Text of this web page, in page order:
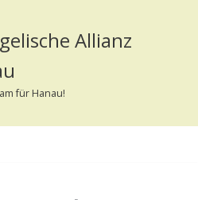
Allianz
für Hanau!